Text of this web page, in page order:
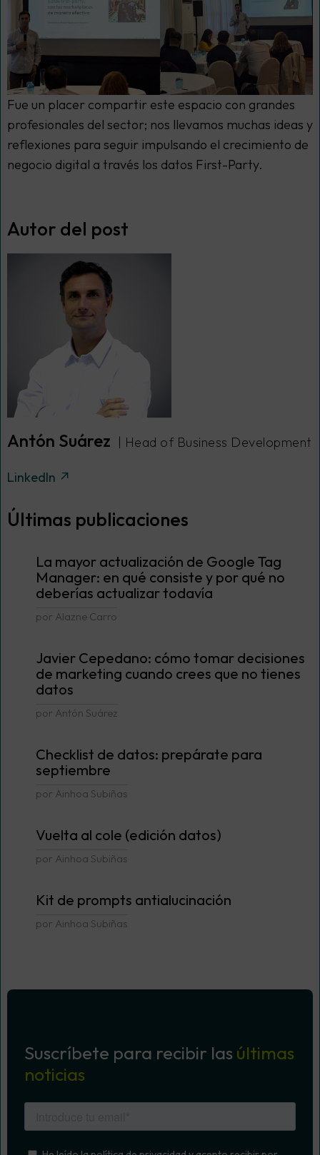
Fue un placer compartir este espacio con grandes
profesionales del sector; nos llevamos muchas ideas y
reflexiones para seguir impulsando el crecimiento de
negocio digital a través los datos First-Party.
Autor del post
Antón Suárez | Head of Business Development
LinkedIn ↗
Últimas publicaciones
La mayor actualización de Google Tag
Manager: en qué consiste y por qué no
deberías actualizar todavía
por Alazne Carro
Javier Cepedano: cómo tomar decisiones
de marketing cuando crees que no tienes
datos
por Antón Suárez
Checklist de datos: prepárate para
septiembre
por Ainhoa Subiñas
Vuelta al cole (edición datos)
por Ainhoa Subiñas
Kit de prompts antialucinación
por Ainhoa Subiñas
Suscríbete para recibir las últimas
noticias